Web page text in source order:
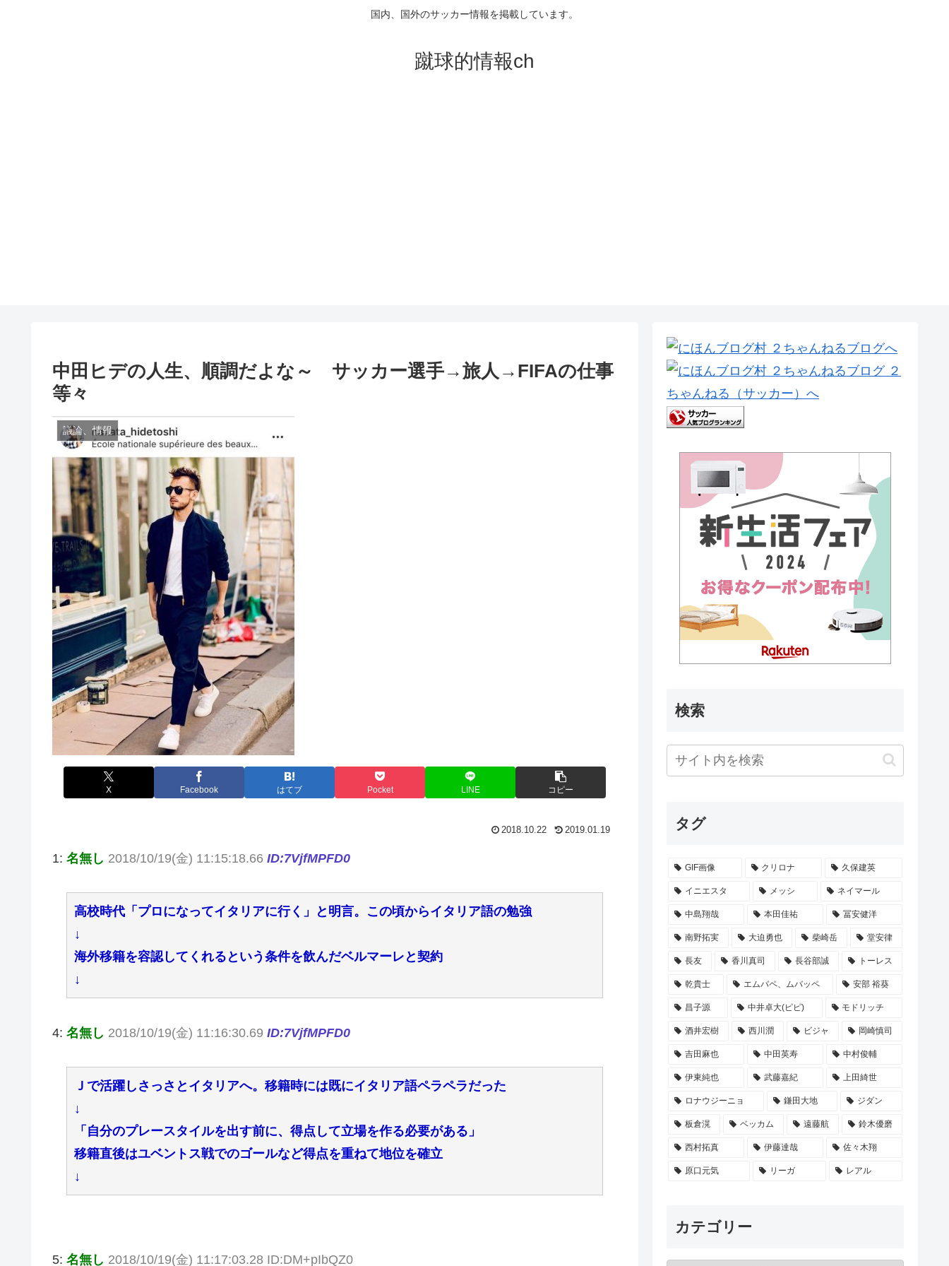
国内、国外のサッカー情報を掲載しています。
蹴球的情報ch
中田ヒデの人生、順調だよな～ サッカー選手→旅人→FIFAの仕事
等々
議論、情報
X Facebook はてブ Pocket LINE コピー
2018.10.22 2019.01.19
1: 名無し 2018/10/19(金) 11:15:18.66 ID:7VjfMPFD0
高校時代「プロになってイタリアに行く」と明言。この頃からイタリア語の勉強
↓
海外移籍を容認してくれるという条件を飲んだベルマーレと契約
↓
4: 名無し 2018/10/19(金) 11:16:30.69 ID:7VjfMPFD0
Ｊで活躍しさっさとイタリアへ。移籍時には既にイタリア語ペラペラだった
↓
「自分のプレースタイルを出す前に、得点して立場を作る必要がある」
移籍直後はユベントス戦でのゴールなど得点を重ねて地位を確立
↓
5: 名無し 2018/10/19(金) 11:17:03.28 ID:DM+pIbQZ0
検索
タグ
GIF画像 クリロナ 久保建英
イニエスタ メッシ ネイマール
中島翔哉 本田佳祐 冨安健洋
南野拓実 大迫勇也 柴崎岳 堂安律
長友 香川真司 長谷部誠 トーレス
乾貴士 エムバペ、ムバッペ 安部 裕葵
昌子源 中井卓大(ピピ) モドリッチ
酒井宏樹 西川潤 ビジャ 岡崎慎司
吉田麻也 中田英寿 中村俊輔
伊東純也 武藤嘉紀 上田綺世
ロナウジーニョ 鎌田大地 ジダン
板倉滉 ベッカム 遠藤航 鈴木優磨
西村拓真 伊藤達哉 佐々木翔
原口元気 リーガ レアル
カテゴリー